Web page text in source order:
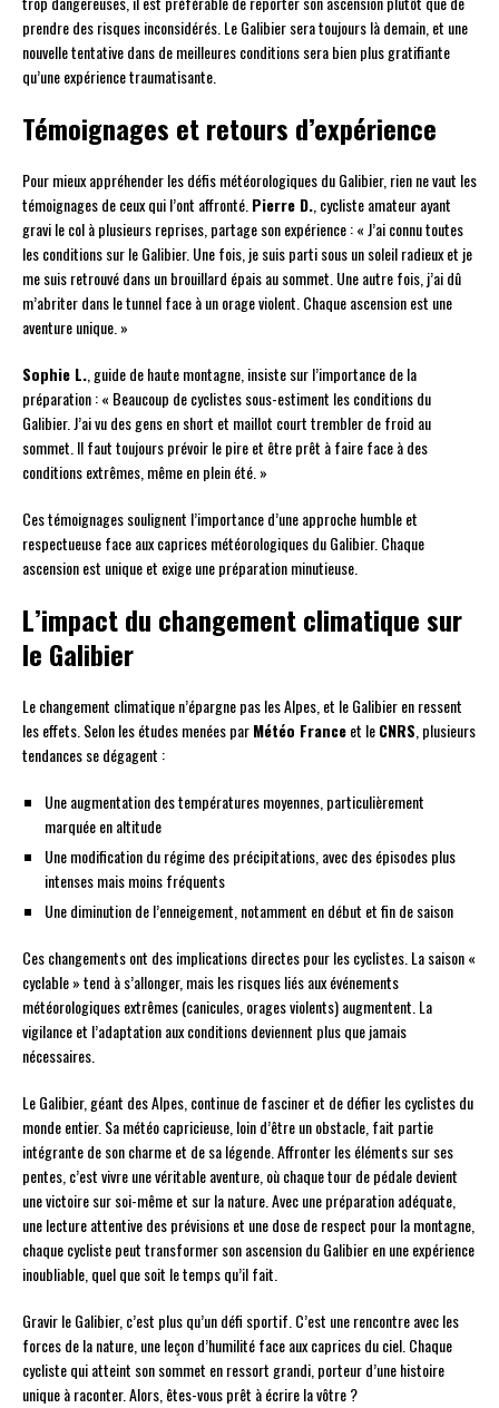
prendre des risques inconsidérés. Le Galibier sera toujours là demain, et une
nouvelle tentative dans de meilleures conditions sera bien plus gratifiante
qu’une expérience traumatisante.
Témoignages et retours d’expérience
Pour mieux appréhender les défis météorologiques du Galibier, rien ne vaut les
témoignages de ceux qui l’ont affronté.Pierre D., cycliste amateur ayant
gravi le col à plusieurs reprises, partage son expérience : « J’ai connu toutes
les conditions sur le Galibier. Une fois, je suis parti sous un soleil radieux et je
me suis retrouvé dans un brouillard épais au sommet. Une autre fois, j’ai dû
m’abriter dans le tunnel face à un orage violent. Chaque ascension est une
aventure unique. »
Sophie L., guide de haute montagne, insiste sur l’importance de la
préparation : « Beaucoup de cyclistes sous-estiment les conditions du
Galibier. J’ai vu des gens en short et maillot court trembler de froid au
sommet. Il faut toujours prévoir le pire et être prêt à faire face à des
conditions extrêmes, même en plein été. »
Ces témoignages soulignent l’importance d’une approche humble et
respectueuse face aux caprices météorologiques du Galibier. Chaque
ascension est unique et exige une préparation minutieuse.
L’impact du changement climatique sur
le Galibier
Le changement climatique n’épargne pas les Alpes, et le Galibier en ressent
les effets. Selon les études menées parMétéo Franceet leCNRS, plusieurs
tendances se dégagent :
Une augmentation des températures moyennes, particulièrement
marquée en altitude
Une modification du régime des précipitations, avec des épisodes plus
intenses mais moins fréquents
Une diminution de l’enneigement, notamment en début et fin de saison
Ces changements ont des implications directes pour les cyclistes. La saison «
cyclable » tend à s’allonger, mais les risques liés aux événements
météorologiques extrêmes (canicules, orages violents) augmentent. La
vigilance et l’adaptation aux conditions deviennent plus que jamais
nécessaires.
Le Galibier, géant des Alpes, continue de fasciner et de défier les cyclistes du
monde entier. Sa météo capricieuse, loin d’être un obstacle, fait partie
intégrante de son charme et de sa légende. Affronter les éléments sur ses
pentes, c’est vivre une véritable aventure, où chaque tour de pédale devient
une victoire sur soi-même et sur la nature. Avec une préparation adéquate,
une lecture attentive des prévisions et une dose de respect pour la montagne,
chaque cycliste peut transformer son ascension du Galibier en une expérience
inoubliable, quel que soit le temps qu’il fait.
Gravir le Galibier, c’est plus qu’un défi sportif. C’est une rencontre avec les
forces de la nature, une leçon d’humilité face aux caprices du ciel. Chaque
cycliste qui atteint son sommet en ressort grandi, porteur d’une histoire
unique à raconter. Alors, êtes-vous prêt à écrire la vôtre ?